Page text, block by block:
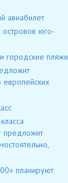
авиабилет
островов юго-
городские пляжи
европейских
предложит
планируют